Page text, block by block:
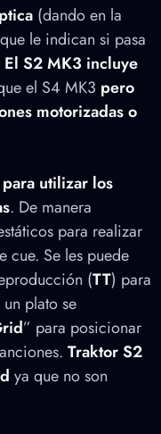
(dando en la
le indican si pasa
El S2 MK3 incluye
el S4 MK3 pero
motorizadas o
utilizar los
. De manera
para realizar
cue. Se les puede
(TT) para
plato se
” para posicionar
Traktor S2
ya que no son